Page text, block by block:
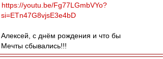
https://youtu.be/Fg77LGmbVYo?
si=ETn47G8vjsE3e4bD
Алексей, с днём рождения и что бы
Мечты сбывались!!!